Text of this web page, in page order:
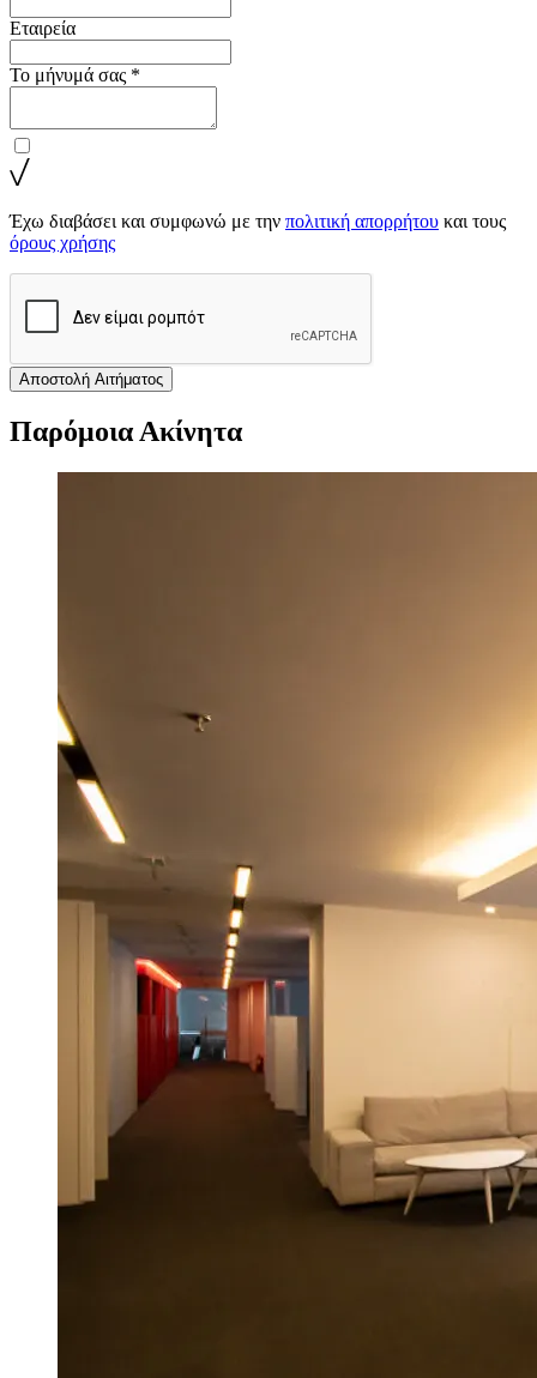
Εταιρεία
Το μήνυμά σας *
Έχω διαβάσει και συμφωνώ με την πολιτική απορρήτου και τους
όρους χρήσης
Αποστολή Αιτήματος
Παρόμοια Ακίνητα